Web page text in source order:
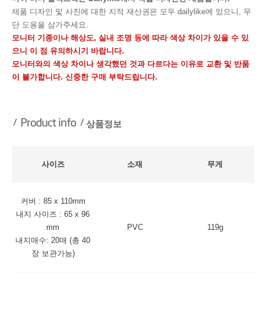
제품 디자인 및 사진에 대한 지적 재산권은 모두 dailylike에 있으니, 무
단 도용을 삼가주세요.
모니터 기종이나 해상도, 실내 조명 등에 따라 색상 차이가 있을 수 있
으니 이 점 유의하시기 바랍니다.
모니터와의 색상 차이나 생각했던 것과 다르다는 이유로 교환 및 반품
이 불가합니다. 신중한 구매 부탁드립니다.
상품정보
사이즈 소재 무게
커버 : 85 x 110mm
내지 사이즈 : 65 x 96
mm
내지매수: 20매 (총 40
장 보관가능)
PVC 119g